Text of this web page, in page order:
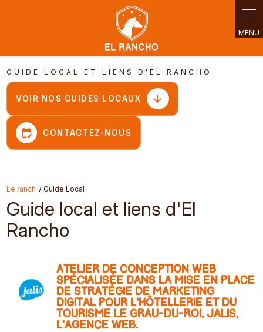
GUIDE LOCAL ET LIENS D'EL RANCHO
edit_calendar CONTACTEZ-NOUS
Le ranch Guide Local
Guide local et liens d'El
Rancho
Atelier de conception web
spécialisée dans la mise en place
de stratégie de marketing
digital pour l'hôtellerie et du
tourisme LE GRAU-DU-ROI, Jalis,
l’agence web.
Panneau de gestion des cookies